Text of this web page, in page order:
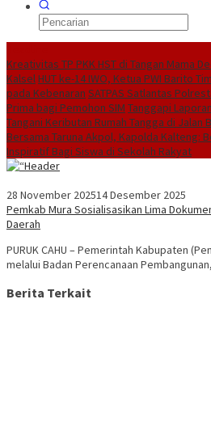
Kreativitas TP PKK HST di Tangan Mama
KalselHUT ke-14 IWO, Ketua PWI Barito
pada Kebenaran SATPAS Satlantas
Prima bagi Pemohon SIM Tanggapi
Tangani Keributan Rumah Tangga di Jalan
Bersama Taruna Akpol, Kapolda Kalteng:
Inspiratif Bagi Siswa di Sekolah Rakyat
28 November 202514 Desember 2025
Pemkab Mura Sosialisasikan Lima
Daerah
PURUK CAHU – Pemerintah Kabupaten
melalui Badan Perencanaan
Berita Terkait